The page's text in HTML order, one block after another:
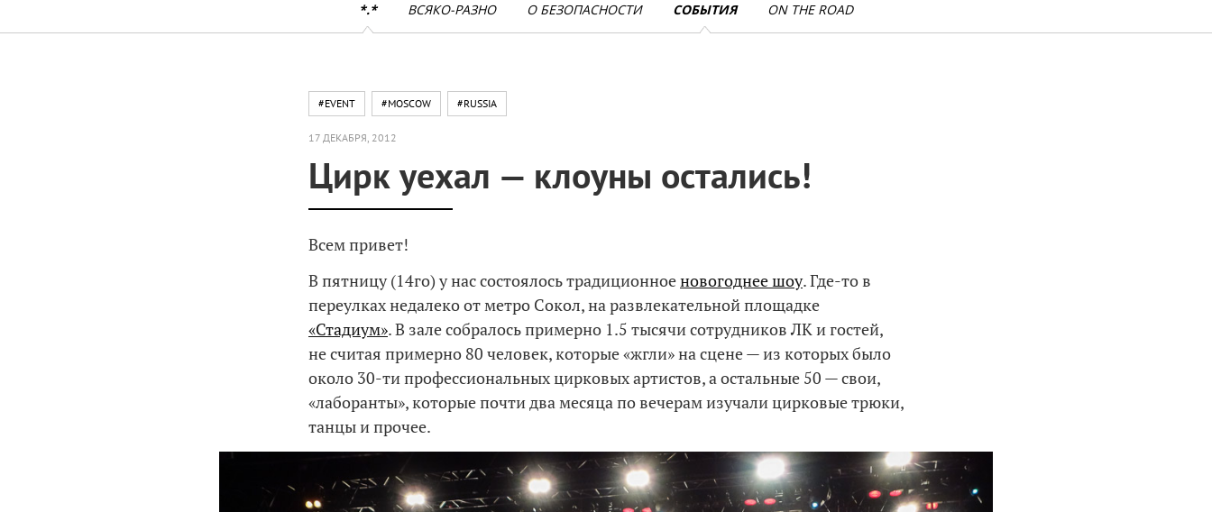
*.* ВСЯКО-РАЗНО О БЕЗОПАСНОСТИ СОБЫТИЯ ON THE ROAD
#EVENT #MOSCOW #RUSSIA
17 ДЕКАБРЯ, 2012
Цирк уехал — клоуны остались!
Всем привет!
В пятницу (14го) у нас состоялось традиционноеновогоднее шоу. Где-то в
переулках недалеко от метро Сокол, на развлекательной площадке
«Стадиум». В зале собралось примерно 1.5 тысячи сотрудников ЛК и гостей,
не считая примерно 80 человек, которые «жгли» на сцене — из которых было
около 30-ти профессиональных цирковых артистов, а остальные 50 — свои,
«лаборанты», которые почти два месяца по вечерам изучали цирковые трюки,
танцы и прочее.